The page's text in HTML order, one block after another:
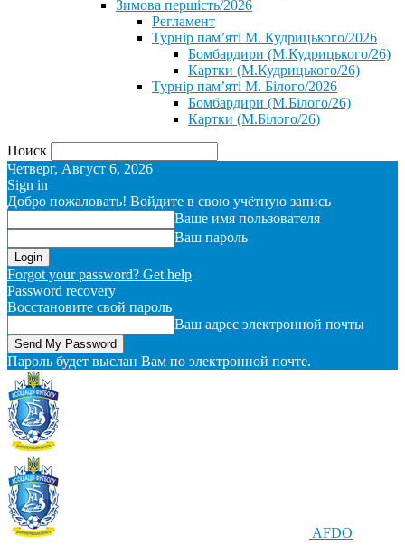
⁨Зимова першість/2026⁩
Регламент
Турнір пам’яті М. Кудрицького/2026
Бомбардири (М.Кудрицького/26)
Картки (М.Кудрицького/26)
Турнір пам’яті М. Білого/2026
Бомбардири (М.Білого/26)
Картки (М.Білого/26)
Поиск
Четверг, Август 6, 2026
Sign in
Добро пожаловать! Войдите в свою учётную запись
Ваше имя пользователя
Ваш пароль
Forgot your password? Get help
Password recovery
Восстановите свой пароль
Ваш адрес электронной почты
Пароль будет выслан Вам по электронной почте.
AFDO